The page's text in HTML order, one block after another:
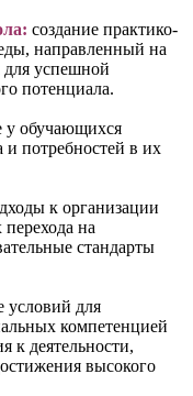
создание практико-
направленный на
успешной
потенциала.
у обучающихся
и потребностей в их
к организации
перехода на
стандарты
условий для
компетенцией
к деятельности,
высокого